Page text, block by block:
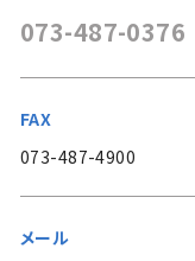
073-487-0376
FAX
073-487-4900
メール